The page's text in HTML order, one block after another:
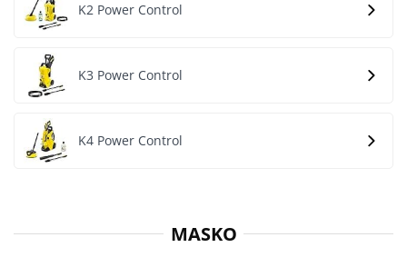
K2 Power Control
K3 Power Control
K4 Power Control
MASKO